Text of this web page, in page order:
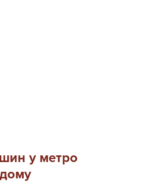
у метро